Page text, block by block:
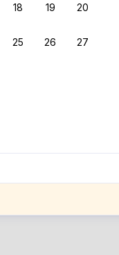
18 19 20
25 26 27